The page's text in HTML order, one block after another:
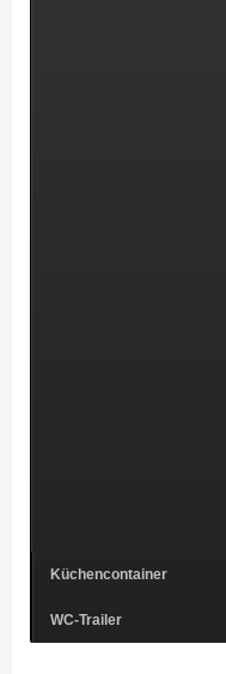
Küchencontainer
WC-Trailer